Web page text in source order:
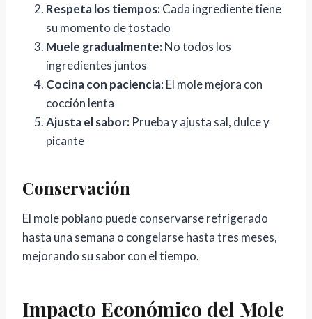
Respeta los tiempos:Cada ingrediente tiene
su momento de tostado
Muele gradualmente:No todos los
ingredientes juntos
Cocina con paciencia:El mole mejora con
cocción lenta
Ajusta el sabor: Prueba y ajusta sal, dulce y
picante
Conservación
El mole poblano puede conservarse refrigerado
hasta una semana o congelarse hasta tres meses,
mejorando su sabor con el tiempo.
Impacto Económico del Mole